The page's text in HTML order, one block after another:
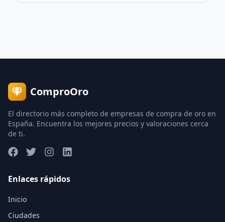
ComproOro
El directorio más completo de empresas de compra de oro en
España. Encuentra los mejores precios y valoraciones cerca
de ti.
Enlaces rápidos
Inicio
Ciudades